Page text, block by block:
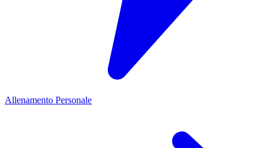
Allenamento Personale